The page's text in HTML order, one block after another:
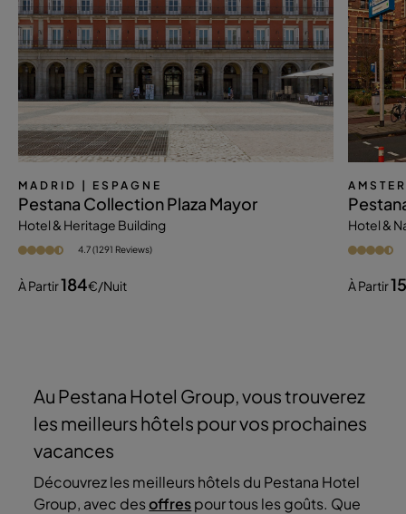
MADRID | ESPAGNE
Pestana Collection Plaza Mayor
Hotel & Heritage Building
4.7 (1291 Reviews)
À Partir184€/nuit
Hotel &
À Partir
Au Pestana Hotel Group, vous trouverez
les meilleurs hôtels pour vos prochaines
vacances
Découvrez les meilleurs hôtels du Pestana Hotel
Group, avec desoffrespour tous les goûts. Que